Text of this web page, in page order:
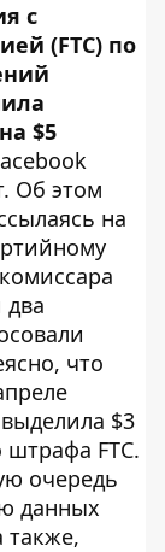
с
(FTC) по
$5
Об этом
на
два
что
$3
FTC.
очередь
данных
также,